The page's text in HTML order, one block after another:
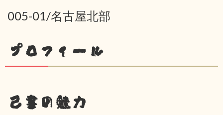
005-01/名古屋北部
プロフィール
己書の魅力